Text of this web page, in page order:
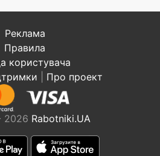
Реклама
Правила
користувача
Про проект
2026 Rabotniki.UA